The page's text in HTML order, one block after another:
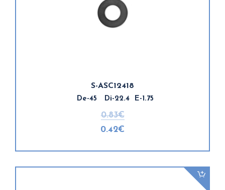
S-ASC12418
De-45 Di-22.4 E-1.75
0.83€
0.42€